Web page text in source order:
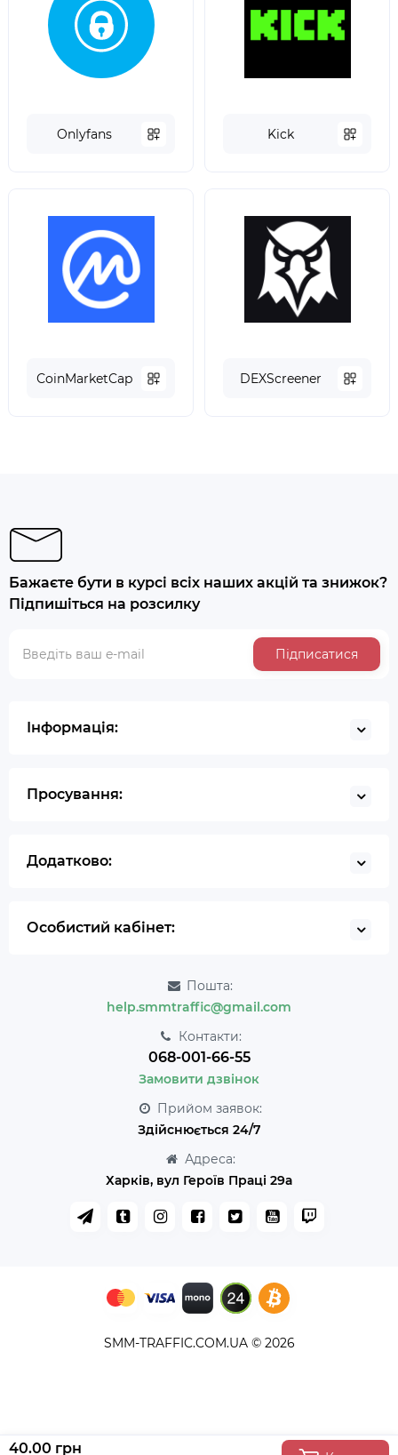
Onlyfans Kick
СoinMarketCap DEXScreener
40.00 грн
Бажаєте бути в курсі всіх наших акцій та знижок?
Підпишіться на розсилку
Підписатися
Інформація:
Просування:
Додатково:
Особистий кабінет:
Пошта:
help.smmtraffic@gmail.com
Контакти:
068-001-66-55
Замовити дзвінок
Прийом заявок:
Здійснюється 24/7
Адреса:
Харків, вул Героїв Праці 29а
SMM-TRAFFIC.COM.UA © 2026